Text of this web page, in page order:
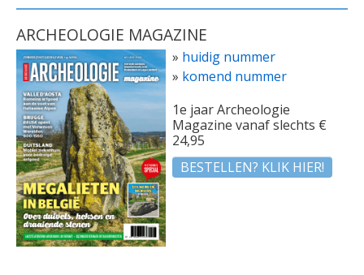
ARCHEOLOGIE MAGAZINE
» huidig nummer
» komend nummer
1e jaar Archeologie
Magazine vanaf slechts €
24,95
BESTELLEN? KLIK HIER!